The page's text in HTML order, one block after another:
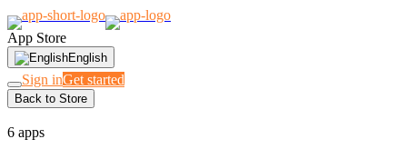
App Store
English
Sign inGet started
Back to Store
6 apps